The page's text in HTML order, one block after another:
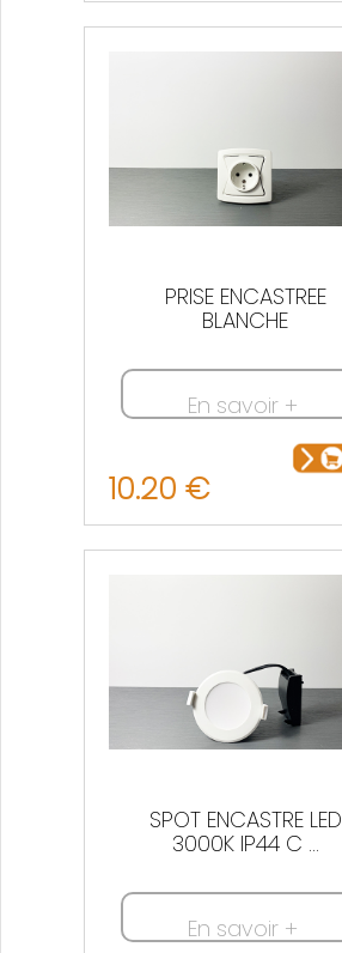
PRISE ENCASTREE
BLANCHE
En savoir +
10.20 €
SPOT ENCASTRE LED
3000K IP44 C ...
En savoir +